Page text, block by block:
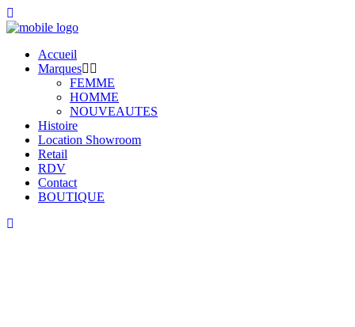
Accueil
Marques
FEMME
HOMME
NOUVEAUTES
Histoire
Location Showroom
Retail
RDV
Contact
BOUTIQUE